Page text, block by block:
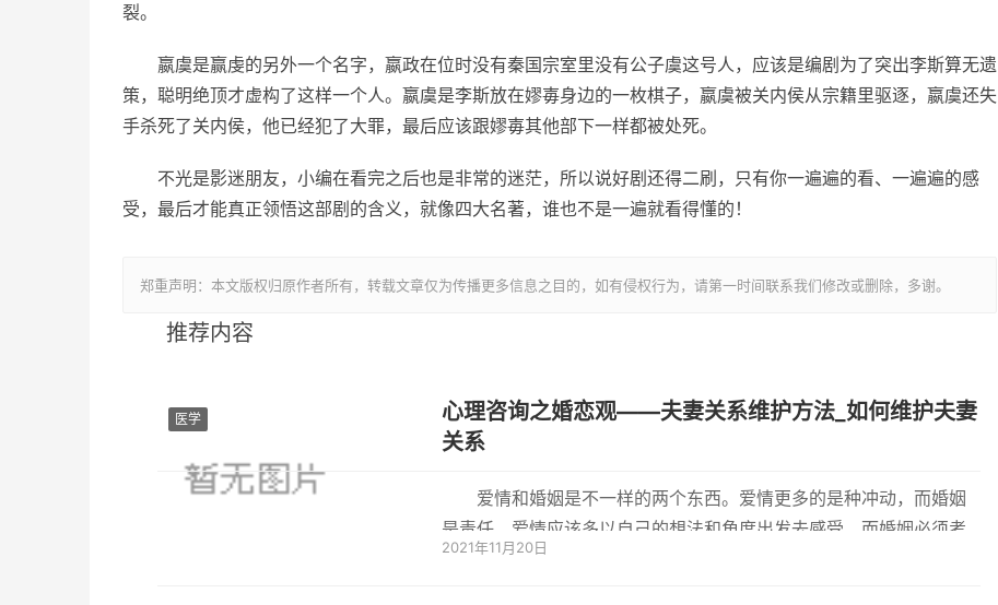
裂。
嬴虞是赢虔的另外一个名字，嬴政在位时没有秦国宗室里没有公子虞这号人，应该是编剧为了突出李斯算无遗
策，聪明绝顶才虚构了这样一个人。嬴虞是李斯放在嫪毐身边的一枚棋子，嬴虞被关内侯从宗籍里驱逐，嬴虞还失
手杀死了关内侯，他已经犯了大罪，最后应该跟嫪毐其他部下一样都被处死。
不光是影迷朋友，小编在看完之后也是非常的迷茫，所以说好剧还得二刷，只有你一遍遍的看、一遍遍的感
受，最后才能真正领悟这部剧的含义，就像四大名著，谁也不是一遍就看得懂的！
郑重声明：本文版权归原作者所有，转载文章仅为传播更多信息之目的，如有侵权行为，请第一时间联系我们修改或删除，多谢。
推荐内容
医学
心理咨询之婚恋观——夫妻关系维护方法_如何维护夫妻
关系
爱情和婚姻是不一样的两个东西。爱情更多的是种冲动，而婚姻
是责任。爱情应该多以自己的想法和角度出发去感受，而婚姻必须考
虑到双方的...
2021年11月20日